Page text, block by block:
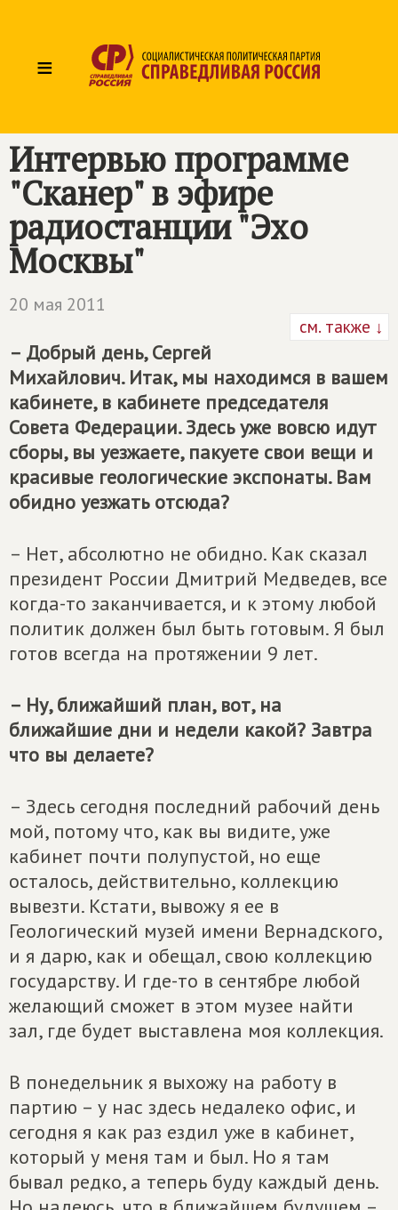
≡
Интервью программе
"Сканер" в эфире
радиостанции "Эхо
Москвы"
20 мая 2011
см. также ↓
– Добрый день, Сергей
Михайлович. Итак, мы находимся в вашем
кабинете, в кабинете председателя
Совета Федерации. Здесь уже вовсю идут
сборы, вы уезжаете, пакуете свои вещи и
красивые геологические экспонаты. Вам
обидно уезжать отсюда?
– Нет, абсолютно не обидно. Как сказал
президент России Дмитрий Медведев, все
когда-то заканчивается, и к этому любой
политик должен был быть готовым. Я был
готов всегда на протяжении 9 лет.
– Ну, ближайший план, вот, на
ближайшие дни и недели какой? Завтра
что вы делаете?
– Здесь сегодня последний рабочий день
мой, потому что, как вы видите, уже
кабинет почти полупустой, но еще
осталось, действительно, коллекцию
вывезти. Кстати, вывожу я ее в
Геологический музей имени Вернадского,
и я дарю, как и обещал, свою коллекцию
государству. И где-то в сентябре любой
желающий сможет в этом музее найти
зал, где будет выставлена моя коллекция.
В понедельник я выхожу на работу в
партию – у нас здесь недалеко офис, и
сегодня я как раз ездил уже в кабинет,
который у меня там и был. Но я там
бывал редко, а теперь буду каждый день.